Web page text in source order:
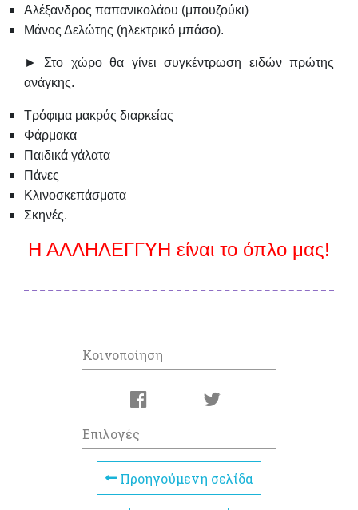
Αλέξανδρος παπανικολάου (μπουζούκι)
Μάνος Δελώτης (ηλεκτρικό μπάσο).
► Στο χώρο θα γίνει συγκέντρωση ειδών πρώτης
ανάγκης.
Τρόφιμα μακράς διαρκείας
Φάρμακα
Παιδικά γάλατα
Πάνες
Κλινοσκεπάσματα
Σκηνές.
Η ΑΛΛΗΛΕΓΓΥΗ είναι το όπλο μας!
Κοινοποίηση
Επιλογές
Προηγούμενη σελίδα